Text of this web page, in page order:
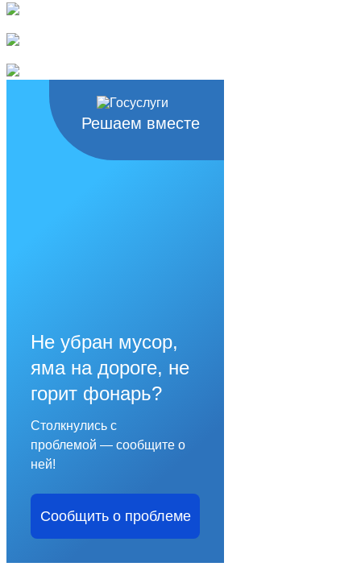
Решаем вместе
Не убран мусор,
яма на дороге, не
горит фонарь?
Столкнулись с
проблемой — сообщите о
ней!
Сообщить о проблеме